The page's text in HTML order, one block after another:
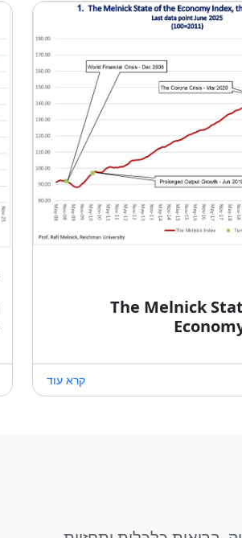
The Melnick
קרא עוד